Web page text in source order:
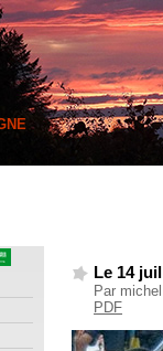
Le 14
Par
PDF